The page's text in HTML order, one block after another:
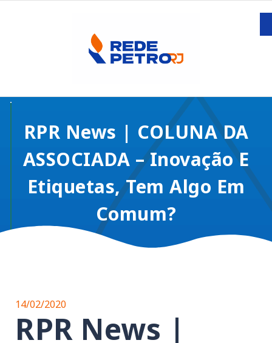
RPR News | COLUNA DA
ASSOCIADA – Inovação E
Etiquetas, Tem Algo Em
Comum?
14/02/2020
RPR News |